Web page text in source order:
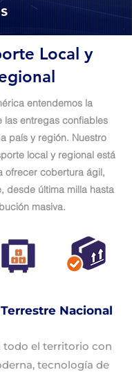
Local y
entendemos la
las entregas confiables
país y región. Nuestro
local y regional está
ofrecer cobertura ágil,
desde última milla hasta
masiva.
Nacional
todo el territorio con
tecnología de